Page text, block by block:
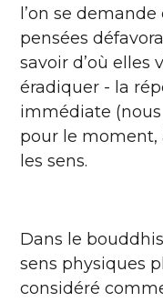
l’on se
pensées
savoir d’où elles
éradiquer - la
immédiate
pour le moment,
les sens.
Dans le
sens physiques
considéré